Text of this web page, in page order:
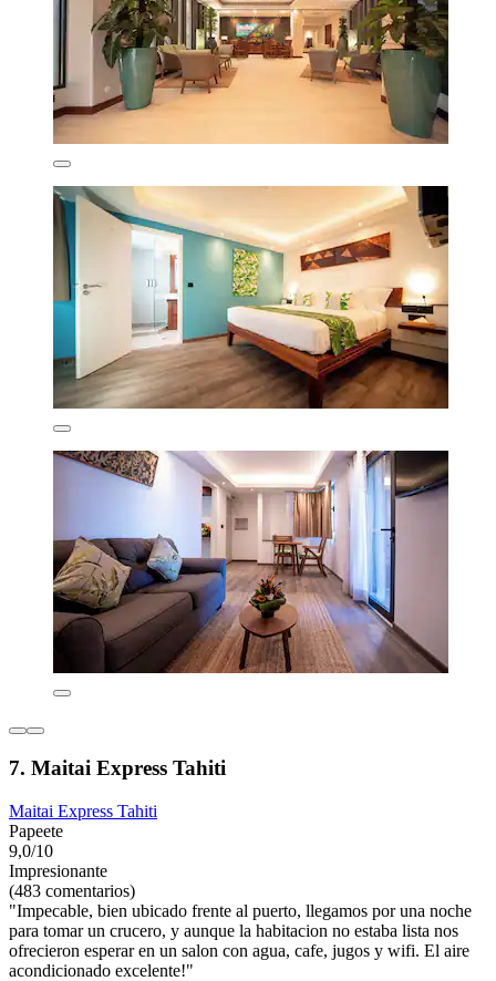
7. Maitai Express Tahiti
Maitai Express Tahiti
Papeete
9,0/10
Impresionante
(483 comentarios)
"Impecable, bien ubicado frente al puerto, llegamos por una noche
para tomar un crucero, y aunque la habitacion no estaba lista nos
ofrecieron esperar en un salon con agua, cafe, jugos y wifi. El aire
acondicionado excelente!"